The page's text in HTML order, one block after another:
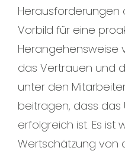
Herausforderungen
Vorbild für eine
Herangehensweise
das Vertrauen und
unter den
beitragen, dass das
erfolgreich ist. Es ist
Wertschätzung von